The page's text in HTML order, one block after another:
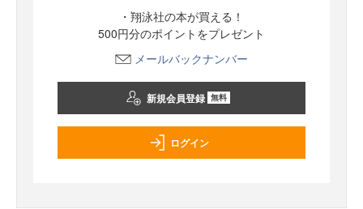
・翔泳社の本が買える！
500円分のポイントをプレゼント
メールバックナンバー
新規会員登録 無料
ログイン